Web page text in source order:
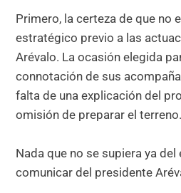
Primero, la certeza de que no
estratégico previo a las
Arévalo. La ocasión elegida
connotación de sus
falta de una explicación del
omisión de preparar el terreno.
Nada que no se supiera ya
comunicar del presidente